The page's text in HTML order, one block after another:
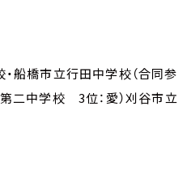
船橋市立行田中学校（合同参
二中学校 3位：愛）刈谷市立